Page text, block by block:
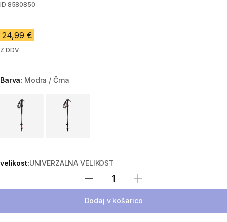
ID 8580850
24,99 €
Z DDV
Barva: Modra / Črna
Choose a variant
velikost:UNIVERZALNA VELIKOST
Izberite količino
Dodaj v košarico